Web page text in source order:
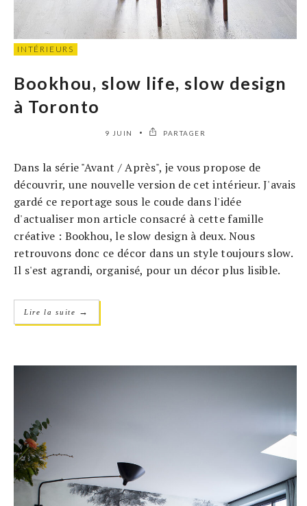
INTÉRIEURS
Bookhou, slow life, slow design
à Toronto
9 JUIN PARTAGER
Dans la série "Avant / Après", je vous propose de
découvrir, une nouvelle version de cet intérieur. J'avais
gardé ce reportage sous le coude dans l'idée
d'actualiser mon article consacré à cette famille
créative : Bookhou, le slow design à deux. Nous
retrouvons donc ce décor dans un style toujours slow.
Il s'est agrandi, organisé, pour un décor plus lisible.
Lire la suite →